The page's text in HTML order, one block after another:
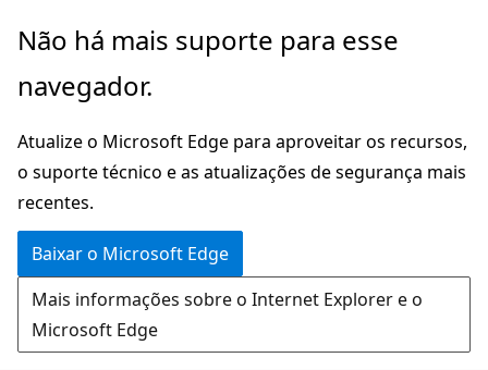
Pular
o
principal
Não há mais suporte para esse
navegador.
Atualize o Microsoft Edge para aproveitar os recursos,
o suporte técnico e as atualizações de segurança mais
recentes.
Baixar o Microsoft Edge
Mais informações sobre o Internet Explorer e o
Microsoft Edge